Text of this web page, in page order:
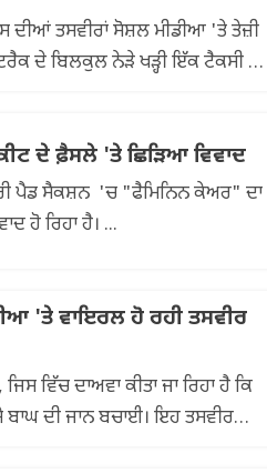
ਤਸਵੀਰਾਂ ਸੋਸ਼ਲ ਮੀਡੀਆ 'ਤੇ ਤੇਜ਼ੀ
ਦੇ ਬਿਲਕੁਲ ਨੇੜੇ ਖੜ੍ਹੀ ਇੱਕ ਟੈਕਸੀ ਦਾ
ਦੇ ਫ਼ੈਸਲੇ 'ਤੇ ਛਿੜਿਆ ਵਿਵਾਦ
ਪੈਡ ਸੈਕਸ਼ਨ 'ਚ "ਫੈਮਿਨਿਨ ਕੇਅਰ" ਦਾ
ਨਾਮ ਬਦਲ ਕੇ "ਇੰਟੀਮੇਟ ਹਾਈਜੀਨ" ਰੱਖ ਦਿੱਤਾ ਹੈ, ਜਿਸਤੋਂ ਬਾਅਦ ਕਾਫੀ ਵਿਵਾਦ ਹੋ ਰਿਹਾ ਹੈ। ...
'ਤੇ ਵਾਇਰਲ ਹੋ ਰਹੀ ਤਸਵੀਰ
ਵਿੱਚ ਦਾਅਵਾ ਕੀਤਾ ਜਾ ਰਿਹਾ ਹੈ ਕਿ
ਦੀ ਜਾਨ ਬਚਾਈ। ਇਹ ਤਸਵੀਰ